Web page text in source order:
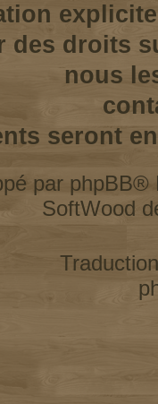
des droits
nous
seront
par phpBB®
SoftWood